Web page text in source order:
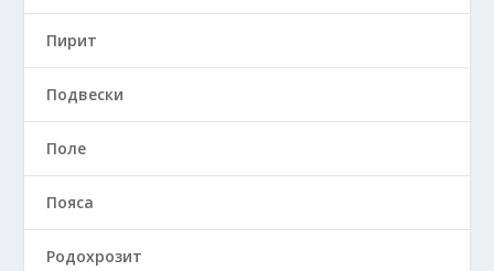
Пирит
Подвески
Поле
Пояса
Родохрозит